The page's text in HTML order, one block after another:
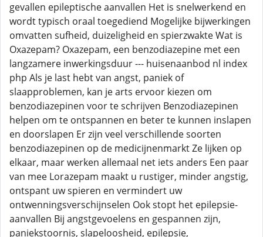
gevallen epileptische aanvallen Het is snelwerkend en
wordt typisch oraal toegediend Mogelijke bijwerkingen
omvatten sufheid, duizeligheid en spierzwakte Wat is
Oxazepam? Oxazepam, een benzodiazepine met een
langzamere inwerkingsduur --- huisenaanbod nl index
php Als je last hebt van angst, paniek of
slaapproblemen, kan je arts ervoor kiezen om
benzodiazepinen voor te schrijven Benzodiazepinen
helpen om te ontspannen en beter te kunnen inslapen
en doorslapen Er zijn veel verschillende soorten
benzodiazepinen op de medicijnenmarkt Ze lijken op
elkaar, maar werken allemaal net iets anders Een paar
van mee Lorazepam maakt u rustiger, minder angstig,
ontspant uw spieren en vermindert uw
ontwenningsverschijnselen Ook stopt het epilepsie-
aanvallen Bij angstgevoelens en gespannen zijn,
paniekstoornis, slapeloosheid, epilepsie,